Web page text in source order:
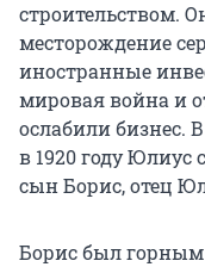
строительством.
месторождение
иностранные
мировая война и
ослабили бизнес.
в 1920 году Юлиус
сын Борис, отец
Борис был